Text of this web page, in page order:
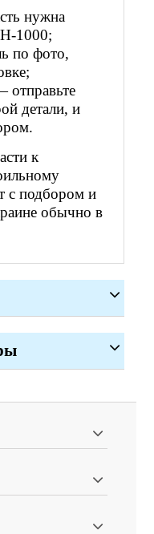
нужна
1000;
по фото,
отправьте
детали, и
к
с подбором и
обычно в